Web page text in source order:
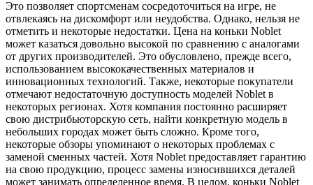
Это позволяет спортсменам сосредоточиться на игре, не
отвлекаясь на дискомфорт или неудобства. Однако, нельзя не
отметить и некоторые недостатки. Цена на коньки Noblet
может казаться довольно высокой по сравнению с аналогами
от других производителей. Это обусловлено, прежде всего,
использованием высококачественных материалов и
инновационных технологий. Также, некоторые покупатели
отмечают недостаточную доступность моделей Noblet в
некоторых регионах. Хотя компания постоянно расширяет
свою дистрибьюторскую сеть, найти конкретную модель в
небольших городах может быть сложно. Кроме того,
некоторые обзоры упоминают о некоторых проблемах с
заменой сменных частей. Хотя Noblet предоставляет гарантию
на свою продукцию, процесс замены износившихся деталей
может занимать определенное время. В целом, коньки Noblet